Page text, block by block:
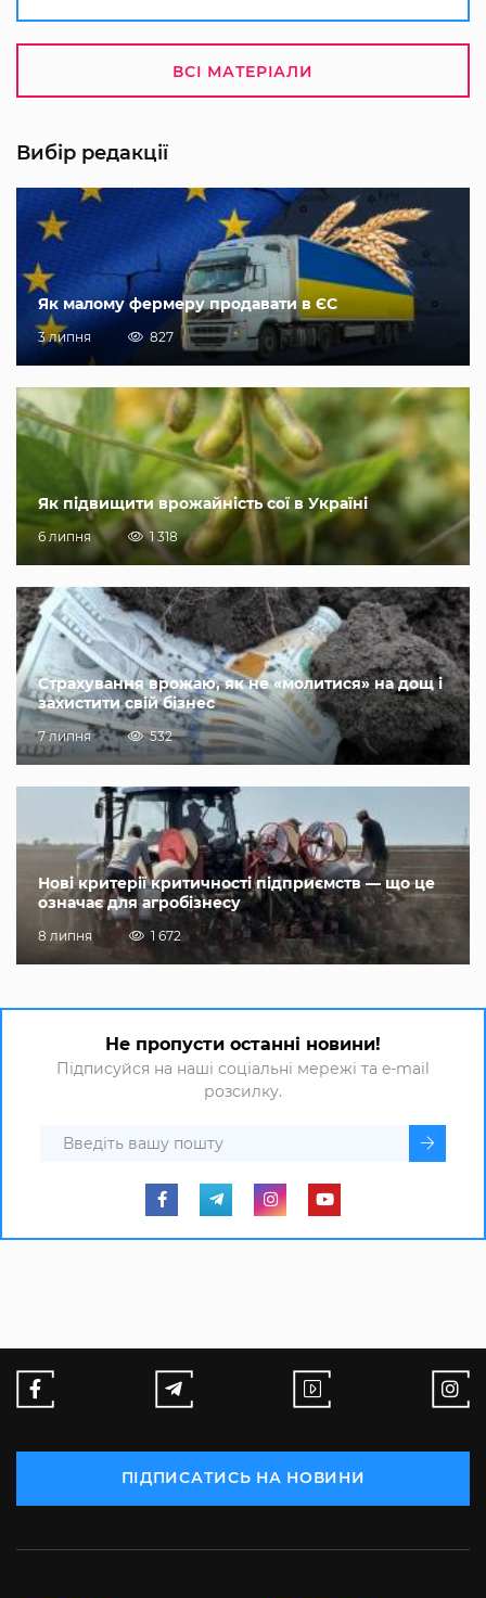
ВСІ МАТЕРІАЛИ
Вибір редакції
Як малому фермеру продавати в ЄС
3 липня 827
Як підвищити врожайність сої в Україні
6 липня 1 318
Страхування врожаю, як не «молитися» на дощ і
захистити свій бізнес
7 липня 532
Нові критерії критичності підприємств — що це
означає для агробізнесу
8 липня 1 672
Не пропусти останні новини!
Підписуйся на наші соціальні мережі та e-mail
розсилку.
ПІДПИСАТИСЬ НА НОВИНИ